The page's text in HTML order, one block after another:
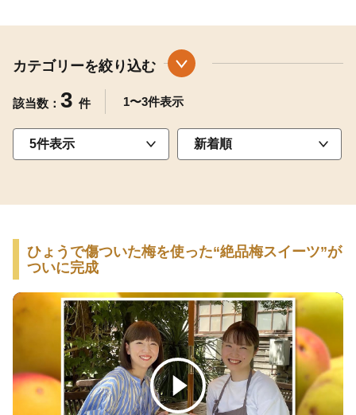
カテゴリーを絞り込む
該当数： 3 件 1〜3件表示
ひょうで傷ついた梅を使った“絶品梅スイーツ”が
ついに完成